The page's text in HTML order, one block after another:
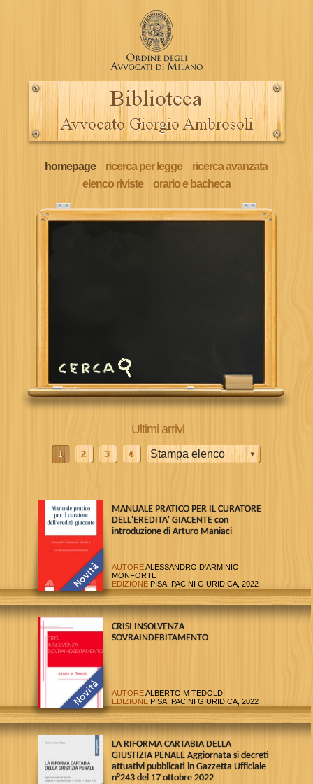
homepage ricerca per legge
ricerca avanzata
elenco riviste
orario e bacheca
Ultimi arrivi
1 2 3 4
MANUALE PRATICO PER IL CURATORE
DELL'EREDITA' GIACENTE con
introduzione di Arturo Maniaci
AUTOREALESSANDRO D'ARMINIO
MONFORTE
EDIZIONE PISA; PACINI GIURIDICA, 2022
CRISI INSOLVENZA
SOVRAINDEBITAMENTO
AUTOREALBERTO M TEDOLDI
EDIZIONE PISA; PACINI GIURIDICA, 2022
LA RIFORMA CARTABIA DELLA
GIUSTIZIA PENALE Aggiornata si decreti
attuativi pubblicati in Gazzetta Ufficiale
n°243 del 17 ottobre 2022